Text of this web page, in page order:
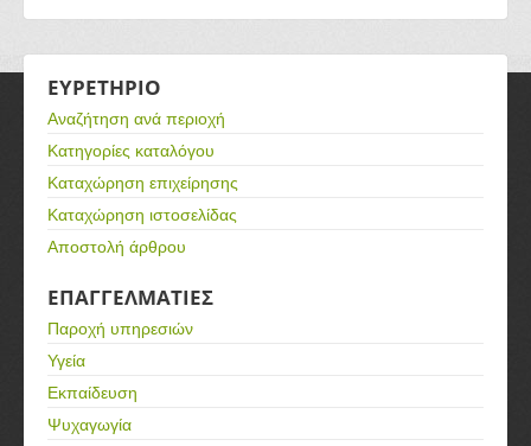
ΕΥΡΕΤΗΡΙΟ
Αναζήτηση ανά περιοχή
Κατηγορίες καταλόγου
Καταχώρηση επιχείρησης
Καταχώρηση ιστοσελίδας
Αποστολή άρθρου
ΕΠΑΓΓΕΛΜΑΤΙΕΣ
Παροχή υπηρεσιών
Υγεία
Εκπαίδευση
Ψυχαγωγία